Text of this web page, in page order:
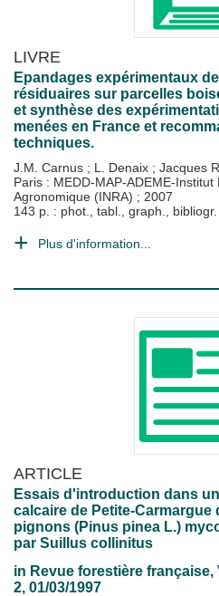
LIVRE
Epandages expérimentaux
résiduaires sur parcelles
et synthèse des
menées en France et
techniques.
J.M. Carnus ; L. Denaix ; Jacques
Paris : MEDD-MAP-ADEME-
Agronomique (INRA) ; 2007
143 p. : phot., tabl., graph.,
Plus d'information...
ARTICLE
Essais d'introduction dans
calcaire de Petite-Carmargue
pignons (Pinus pinea L.)
par Suillus collinitus
in Revue forestière française,
2, 01/03/1997